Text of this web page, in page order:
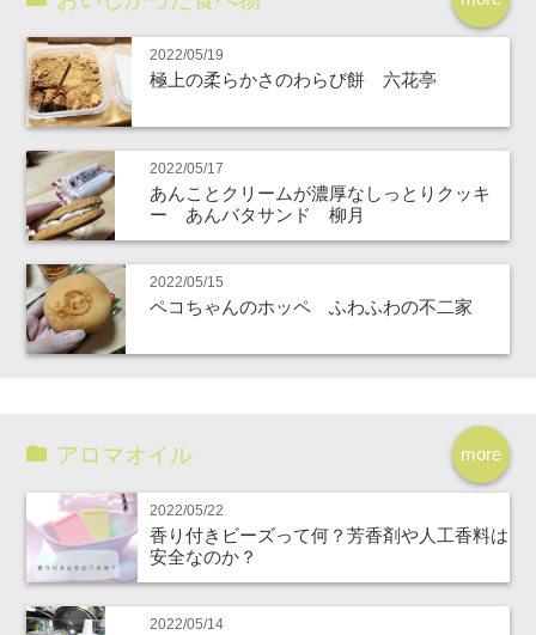
2022/05/19
極上の柔らかさのわらび餅 六花亭
2022/05/17
あんことクリームが濃厚なしっとりクッキ
ー あんバタサンド 柳月
2022/05/15
ペコちゃんのホッペ ふわふわの不二家
more
アロマオイル
2022/05/22
香り付きビーズって何？芳香剤や人工香料は
安全なのか？
2022/05/14